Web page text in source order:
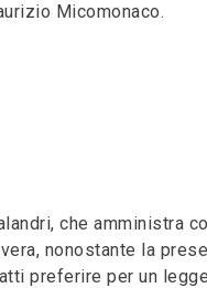
Micomonaco.
che amministra
nonostante la
preferire per un